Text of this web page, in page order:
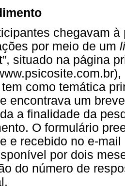
chegavam
por meio de um
situado na página
como temática
encontrava um
a finalidade da
O formulário
e recebido no e-
por dois
do número de